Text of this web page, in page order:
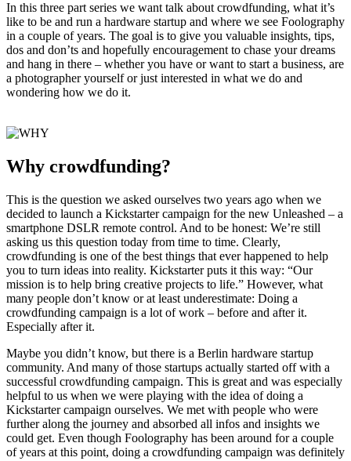
In this three part series we want talk about crowdfunding, what it’s
like to be and run a hardware startup and where we see Foolography
in a couple of years. The goal is to give you valuable insights, tips,
dos and don’ts and hopefully encouragement to chase your dreams
and hang in there – whether you have or want to start a business, are
a photographer yourself or just interested in what we do and
wondering how we do it.
Why crowdfunding?
This is the question we asked ourselves two years ago when we
decided to launch a Kickstarter campaign for the new Unleashed – a
smartphone DSLR remote control. And to be honest: We’re still
asking us this question today from time to time. Clearly,
crowdfunding is one of the best things that ever happened to help
you to turn ideas into reality. Kickstarter puts it this way: “Our
mission is to help bring creative projects to life.” However, what
many people don’t know or at least underestimate: Doing a
crowdfunding campaign is a lot of work – before and after it.
Especially after it.
Maybe you didn’t know, but there is a Berlin hardware startup
community. And many of those startups actually started off with a
successful crowdfunding campaign. This is great and was especially
helpful to us when we were playing with the idea of doing a
Kickstarter campaign ourselves. We met with people who were
further along the journey and absorbed all infos and insights we
could get. Even though Foolography has been around for a couple
of years at this point, doing a crowdfunding campaign was definitely